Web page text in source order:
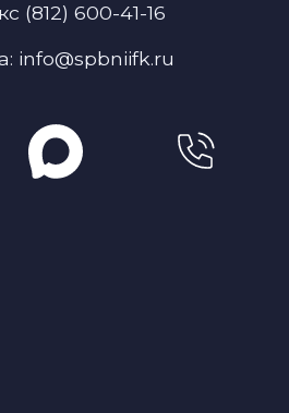
(812) 600-41-16
info@spbniifk.ru